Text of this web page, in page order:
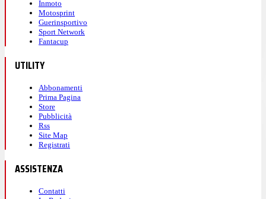
Inmoto
Motosprint
Guerinsportivo
Sport Network
Fantacup
UTILITY
Abbonamenti
Prima Pagina
Store
Pubblicità
Rss
Site Map
Registrati
ASSISTENZA
Contatti